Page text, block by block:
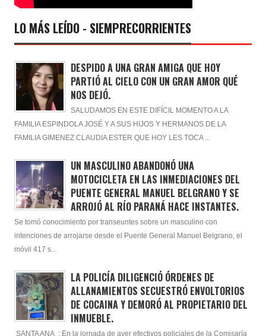
LO MÁS LEÍDO - SIEMPRECORRIENTES
DESPIDO A UNA GRAN AMIGA QUE HOY
PARTIÓ AL CIELO CON UN GRAN AMOR QUÉ
NOS DEJÓ.
SALUDAMOS EN ESTE DIFÍCIL MOMENTO A LA
FAMILIA ESPINDOLA JOSÉ Y A SUS HIJOS Y HERMANOS DE LA
FAMILIA GIMENEZ CLAUDIA ESTER QUE HOY LES TOCA ...
UN MASCULINO ABANDONÓ UNA
MOTOCICLETA EN LAS INMEDIACIONES DEL
PUENTE GENERAL MANUEL BELGRANO Y SE
ARROJÓ AL RÍO PARANÁ HACE INSTANTES.
Se tomó conocimiento por transeuntes sobre un masculino con
intenciones de arrojarse desde el Puente General Manuel Belgrano, el
móvil 417 s...
LA POLICÍA DILIGENCIÓ ÓRDENES DE
ALLANAMIENTOS SECUESTRÓ ENVOLTORIOS
DE COCAINA Y DEMORÓ AL PROPIETARIO DEL
INMUEBLE.
SANTA ANA : En la jornada de ayer efectivos policiales de la Comisaría